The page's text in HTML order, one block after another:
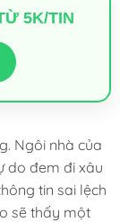
5K/TIN
Ngôi nhà của
do đem đi xâu
tin sai lệch
sẽ thấy một